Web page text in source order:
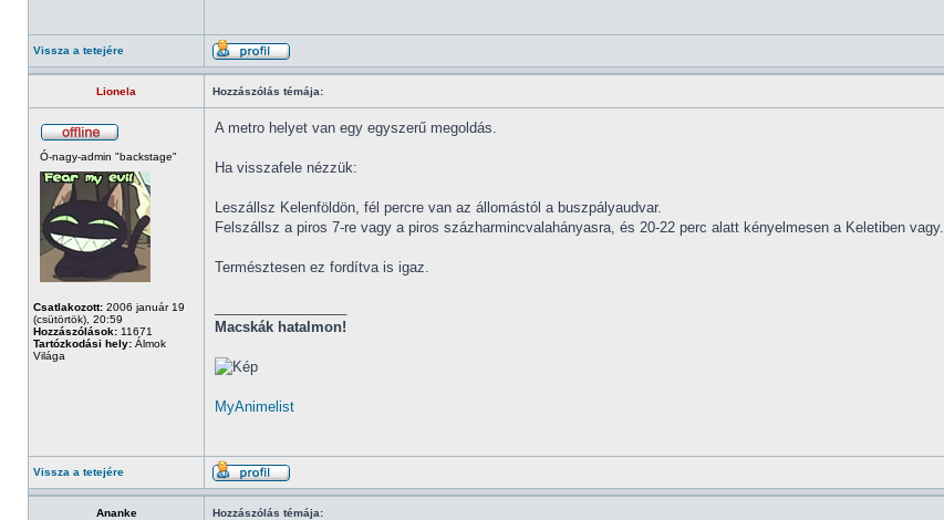
Vissza a tetejére
Lionela Hozzászólás témája:
Ó-nagy-admin "backstage"
Csatlakozott: 2006 január 19
(csütörtök), 20:59
Hozzászólások: 11671
Tartózkodási hely: Álmok
Világa
A metro helyet van egy egyszerű megoldás.
Ha visszafele nézzük:
Leszállsz Kelenföldön, fél percre van az állomástól a buszpályaudvar.
Felszállsz a piros 7-re vagy a piros százharmincvalahányasra, és 20-22 perc alatt kényelmesen a Keletiben vagy.
Természtesen ez fordítva is igaz.
Macskák hatalmon!
MyAnimelist
Vissza a tetejére
Ananke Hozzászólás témája: